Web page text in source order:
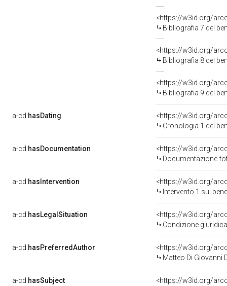
<https://w3id.org/
Bibliografia 7 del
<https://w3id.org/
Bibliografia 8 del
<https://w3id.org/
Bibliografia 9 del
a-cd:hasDating
<https://w3id.org/
Cronologia 1 del
a-cd:hasDocumentation
Documentazione
a-cd:hasIntervention
<https://w3id.org/
Intervento 1 sul
a-cd:hasLegalSituation
Condizione
a-cd:hasPreferredAuthor
<https://w3id.org/
Matteo Di Giovanni
a-cd:hasSubject
<https://w3id.org/